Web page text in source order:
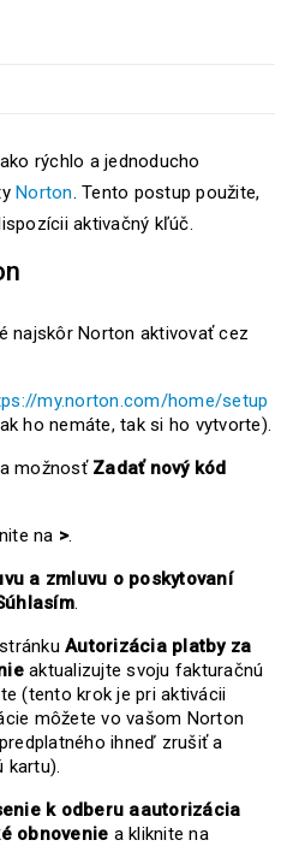
rýchlo a jednoducho
Norton. Tento postup použite,
aktivačný kľúč.
najskôr Norton aktivovať cez
my.norton.com/home/setup
ho nemáte, tak si ho vytvorte).
možnosť Zadať nový kód
na >.
a zmluvu o poskytovaní
.
Autorizácia platby za
aktualizujte svoju fakturačnú
(tento krok je pri aktivácii
môžete vo vašom Norton
ihneď zrušiť a
kartu).
k odberu aautorizácia
obnovenie a kliknite na